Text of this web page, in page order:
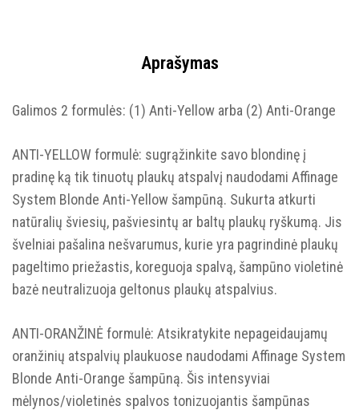
Aprašymas
Galimos 2 formulės: (1) Anti-Yellow arba (2) Anti-Orange
ANTI-YELLOW formulė: sugrąžinkite savo blondinę į
pradinę ką tik tinuotų plaukų atspalvį naudodami Affinage
System Blonde Anti-Yellow šampūną. Sukurta atkurti
natūralių šviesių, pašviesintų ar baltų plaukų ryškumą. Jis
švelniai pašalina nešvarumus, kurie yra pagrindinė plaukų
pageltimo priežastis, koreguoja spalvą, šampūno violetinė
bazė neutralizuoja geltonus plaukų atspalvius.
ANTI-ORANŽINĖ formulė: Atsikratykite nepageidaujamų
oranžinių atspalvių plaukuose naudodami Affinage System
Blonde Anti-Orange šampūną. Šis intensyviai
mėlynos/violetinės spalvos tonizuojantis šampūnas